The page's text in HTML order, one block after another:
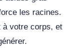
les racines.
à votre corps, et